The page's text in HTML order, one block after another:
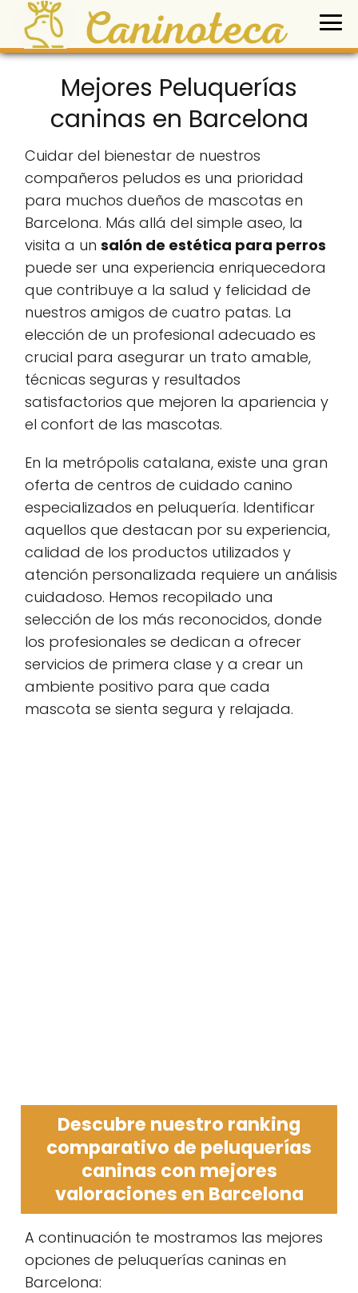
Mejores Peluquerías
caninas en Barcelona
Cuidar del bienestar de nuestros
compañeros peludos es una prioridad
para muchos dueños de mascotas en
Barcelona. Más allá del simple aseo, la
visita a un salón de estética para perros
puede ser una experiencia enriquecedora
que contribuye a la salud y felicidad de
nuestros amigos de cuatro patas. La
elección de un profesional adecuado es
crucial para asegurar un trato amable,
técnicas seguras y resultados
satisfactorios que mejoren la apariencia y
el confort de las mascotas.
En la metrópolis catalana, existe una gran
oferta de centros de cuidado canino
especializados en peluquería. Identificar
aquellos que destacan por su experiencia,
calidad de los productos utilizados y
atención personalizada requiere un análisis
cuidadoso. Hemos recopilado una
selección de los más reconocidos, donde
los profesionales se dedican a ofrecer
servicios de primera clase y a crear un
ambiente positivo para que cada
mascota se sienta segura y relajada.
Descubre nuestro ranking
comparativo de peluquerías
caninas con mejores
valoraciones en Barcelona
A continuación te mostramos las mejores
opciones de peluquerías caninas en
Barcelona: